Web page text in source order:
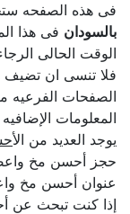
فى هذه الصفحه
بالسودانفى هذا
الوقت الحالى
فلا تنسى ان تضيف
الصفحات الفرعيه
المعلومات الإضافيه
يوجد العديد من ال
حجز أحسن مخ
عنوان أحسن مخ
إذا كنت تبحث عن